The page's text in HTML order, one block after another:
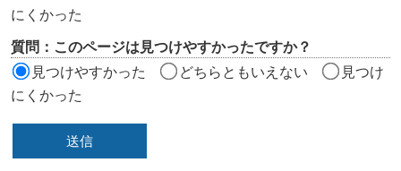
にくかった
質問：このページは見つけやすかったですか？
見つけやすかった
どちらともいえない
見つけ
にくかった